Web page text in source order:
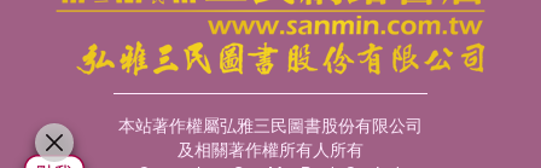
本站著作權屬弘雅三民圖書股份有限公司
及相關著作權所有人所有